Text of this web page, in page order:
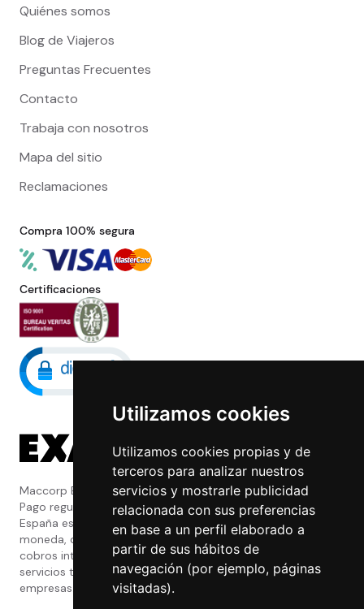
Utilizamos cookies
Utilizamos cookies propias y de
terceros para analizar nuestros
servicios y mostrarle publicidad
relacionada con sus preferencias
en base a un perfil elaborado a
partir de sus hábitos de
navegación (por ejemplo, páginas
visitadas).
Quiénes somos
Blog de Viajeros
Preguntas Frecuentes
Contacto
Trabaja con nosotros
Mapa del sitio
Reclamaciones
Compra 100% segura
Certificaciones
Maccorp Exact Change es una Entidad de
Pago regulada y con licencia del Banco de
España especializada en cambio de
moneda, divisas, transferencias, pagos y
cobros internacionales que presta estos
servicios tanto a particulares como a
empresas.